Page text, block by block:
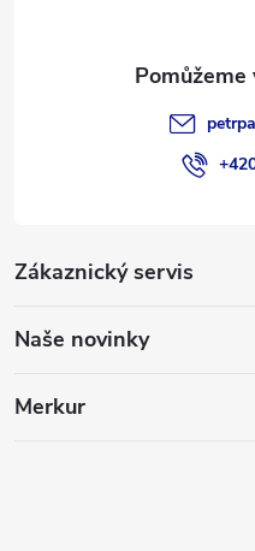
Zákaznický servis
Naše novinky
Merkur